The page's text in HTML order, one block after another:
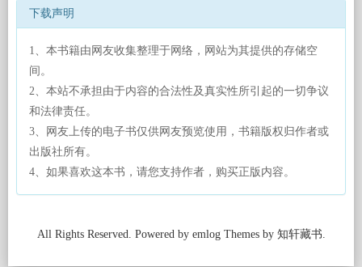
下载声明
1、本书籍由网友收集整理于网络，网站为其提供的存储空
间。
2、本站不承担由于内容的合法性及真实性所引起的一切争议
和法律责任。
3、网友上传的电子书仅供网友预览使用，书籍版权归作者或
出版社所有。
4、如果喜欢这本书，请您支持作者，购买正版内容。
All Rights Reserved. Powered by emlog Themes by 知轩藏书.